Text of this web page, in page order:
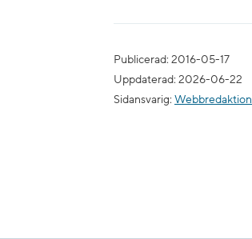
Publicerad: 2016-05-17
Uppdaterad: 2026-06-22
Sidansvarig: Webbredaktion